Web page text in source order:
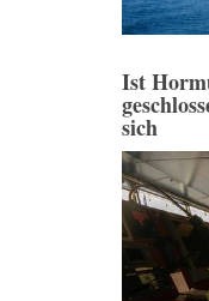
Ist
sich